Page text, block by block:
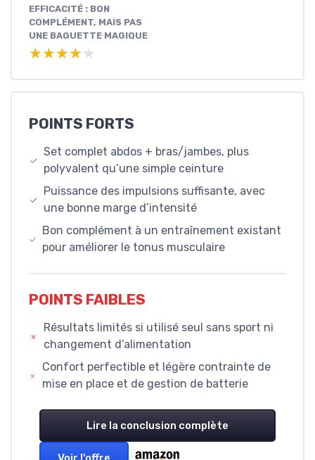
EFFICACITÉ : BON
COMPLÉMENT, MAIS PAS
UNE BAGUETTE MAGIQUE
★★★★★
★★★★★
POINTS FORTS
Set complet abdos + bras/jambes, plus
polyvalent qu’une simple ceinture
Puissance des impulsions suffisante, avec
une bonne marge d’intensité
Bon complément à un entraînement existant
pour améliorer le tonus musculaire
POINTS FAIBLES
Résultats limités si utilisé seul sans sport ni
changement d’alimentation
Confort perfectible et légère contrainte de
mise en place et de gestion de batterie
Lire la conclusion complète